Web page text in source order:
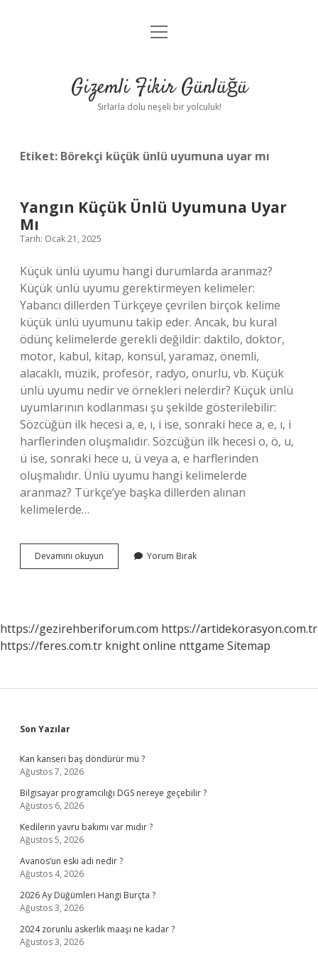
Anasayfa
Yasal Uyarı
menüyü
Gizemli Fikir Günlüğü
Sırlarla dolu neşeli bir yolculuk!
Etiket: Börekçi küçük ünlü uyumuna uyar mı
Yangın Küçük Ünlü Uyumuna Uyar
Mı
Tarih: Ocak 21, 2025
Küçük ünlü uyumu hangi durumlarda aranmaz?
Küçük ünlü uyumu gerektirmeyen kelimeler:
Yabancı dillerden Türkçeye çevrilen birçok kelime
küçük ünlü uyumunu takip eder. Ancak, bu kural
ödünç kelimelerde gerekli değildir: daktilo, doktor,
motor, kabul, kitap, konsül, yaramaz, önemli,
alacaklı, müzik, profesör, radyo, onurlu, vb. Küçük
ünlü uyumu nedir ve örnekleri nelerdir? Küçük ünlü
uyumlarının kodlanması şu şekilde gösterilebilir:
Sözcüğün ilk hecesi a, e, ı, i ise, sonraki hece a, e, ı, i
harflerinden oluşmalıdır. Sözcüğün ilk hecesi o, ö, u,
ü ise, sonraki hece u, ü veya a, e harflerinden
oluşmalıdır. Ünlü uyumu hangi kelimelerde
aranmaz? Türkçe’ye başka dillerden alınan
kelimelerde…
Devamını okuyun
Küçük
Yorum Bırak
https://gezirehberiforum.com https://artidekorasyon.com.tr
https://feres.com.tr knight online nttgame Sitemap
Sidebar
Son Yazılar
Kan kanseri baş döndürür mü ?
Ağustos 7, 2026
Bilgisayar programcılığı DGS nereye geçebilir ?
Ağustos 6, 2026
Kedilerin yavru bakımı var mıdır ?
Ağustos 5, 2026
Avanos’un eski adı nedir ?
Ağustos 4, 2026
2026 Ay Düğümleri Hangi Burçta ?
Ağustos 3, 2026
2024 zorunlu askerlik maaşı ne kadar ?
Ağustos 3, 2026